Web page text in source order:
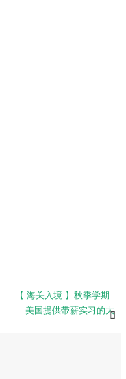
【 海关入境 】秋季学期
美国提供带薪实习的大